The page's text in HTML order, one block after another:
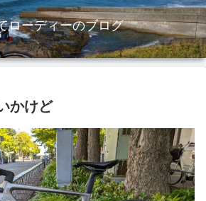
ローディーのブログ
かけど